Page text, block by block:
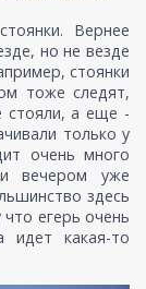
Вернее
но не везде
стоянки
тоже следят,
стояли, а еще -
только у
очень много
вечером уже
здесь
егерь очень
идет какая-то